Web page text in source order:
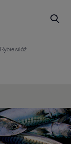
Rybie siláž